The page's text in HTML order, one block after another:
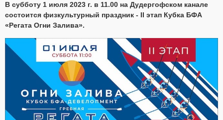
В субботу 1 июля 2023 г. в 11.00 на Дудергофском канале
состоится физкультурный праздник - II этап Кубка БФА
«Регата Огни Залива».